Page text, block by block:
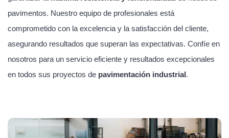
pavimentos. Nuestro equipo de profesionales está
comprometido con la excelencia y la satisfacción del cliente,
asegurando resultados que superan las expectativas. Confíe en
nosotros para un servicio eficiente y resultados excepcionales
en todos sus proyectos de pavimentación industrial.